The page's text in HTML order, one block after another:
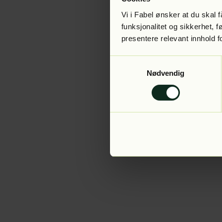
Vi i Fabel ønsker at du skal
funksjonalitet og sikkerhet,
presentere relevant innhold
Nødvendig
Application